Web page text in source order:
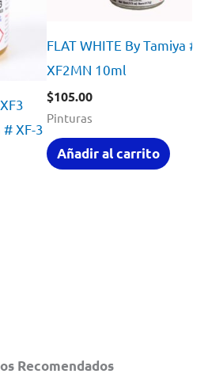
Recomendados
# XF-3
FLAT WHITE By Tamiya #
XF2MN 10ml
$105.00
Pinturas
Añadir al carrito